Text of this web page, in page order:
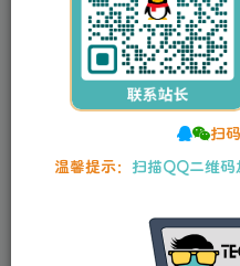
立
您当前未登
本站资源均为作者特供和网友推
用，请在下载后24小时内删除，
佳能IR105维修手册中
扫
温馨提示： 扫描QQ二维码